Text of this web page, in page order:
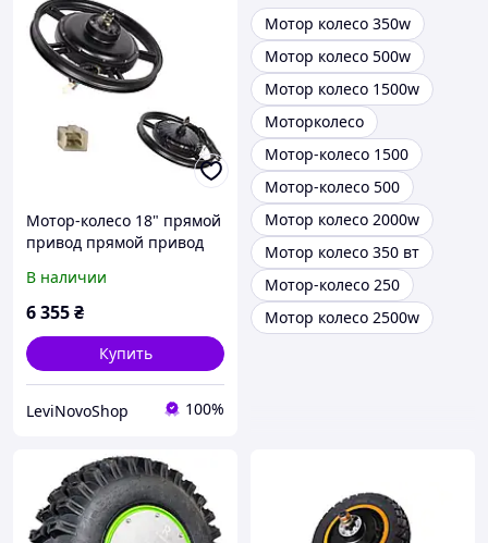
Мотор-колесо 18" прямой
привод прямой привод
трещотку ELDORADO
литой обод
В наличии
6 355₴
Купить
LeviNovoShop 100%
Мотор колесо 350w
Мотор колесо 500w
Мотор колесо 1500w
Моторколесо
Мотор-колесо 1500
Мотор-колесо 500
Мотор колесо 2000w
Мотор колесо 350 вт
Мотор-колесо 250
Мотор колесо 2500w